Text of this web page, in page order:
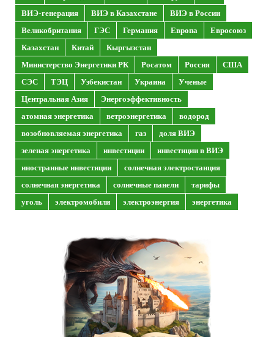
ВИЭ-генерация
ВИЭ в Казахстане
ВИЭ в России
Великобритания
ГЭС Германия Европа
Евросоюз
Казахстан
Китай
Кыргызстан
Министерство Энергетики РК
Росатом Россия
США
СЭС
ТЭЦ Узбекистан Украина
Ученые
Центральная Азия
Энергоэффективность
атомная энергетика
ветроэнергетика
водород
возобновляемая энергетика
газ
доля ВИЭ
зеленая энергетика
инвестиции
инвестиции в ВИЭ
иностранные инвестиции
солнечная электростанция
солнечная энергетика
солнечные панели
тарифы
уголь
электромобили электроэнергия энергетика